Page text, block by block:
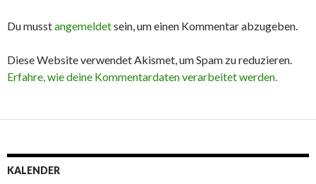
Du musstangemeldetsein, um einen Kommentar abzugeben.
Diese Website verwendet Akismet, um Spam zu reduzieren.
Erfahre, wie deine Kommentardaten verarbeitet werden.
KALENDER